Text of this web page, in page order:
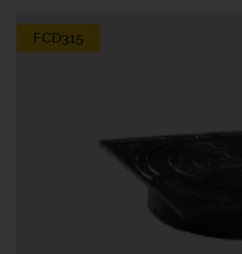
FCD315